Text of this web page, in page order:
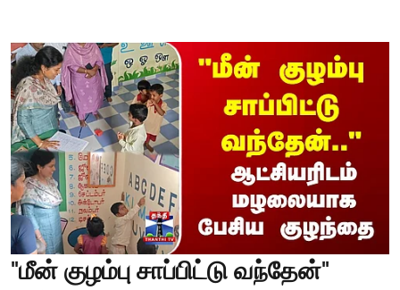
"மீன் குழம்பு சாப்பிட்டு வந்தேன்"